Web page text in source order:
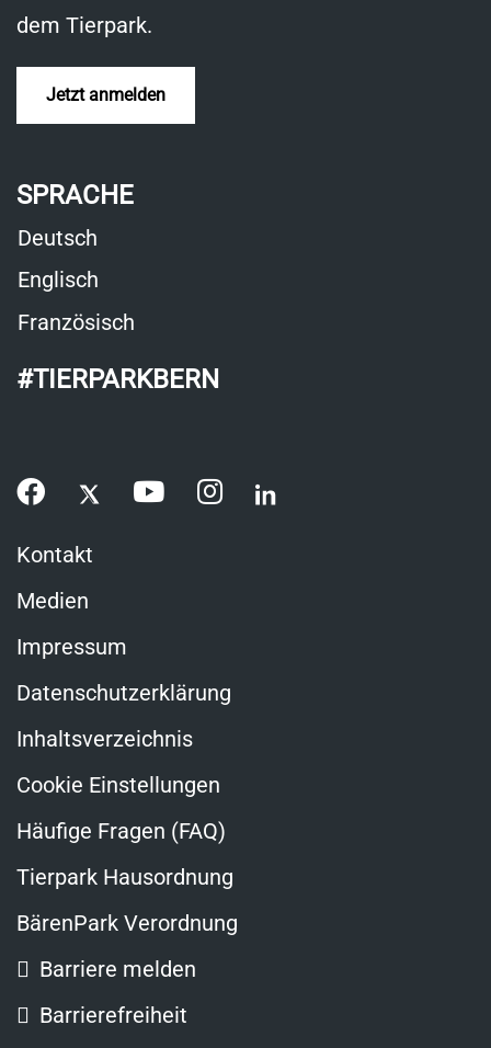
dem Tierpark.
Jetzt anmelden
SPRACHE
Deutsch
Englisch
Französisch
#TIERPARKBERN
Kontakt
Medien
Impressum
Datenschutzerklärung
Inhaltsverzeichnis
Cookie Einstellungen
Häufige Fragen (FAQ)
Tierpark Hausordnung
BärenPark Verordnung
Barriere melden
Barrierefreiheit